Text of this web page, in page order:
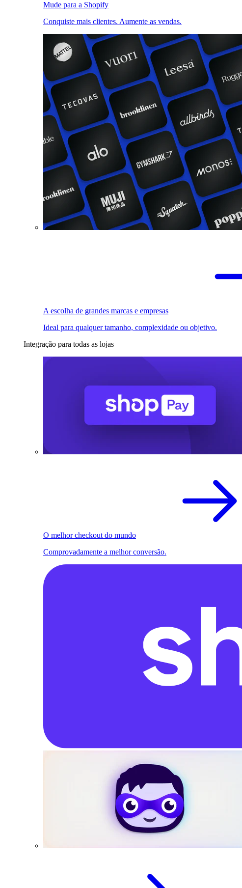
Mude para a Shopify
Conquiste mais clientes. Aumente as vendas.
A escolha de grandes marcas e empresas
Ideal para qualquer tamanho, complexidade ou objetivo.
Integração para todas as lojas
O melhor checkout do mundo
Comprovadamente a melhor conversão.